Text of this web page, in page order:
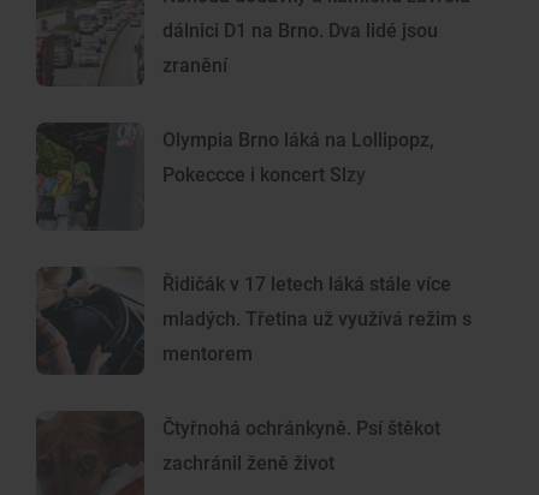
dálnici D1 na Brno. Dva lidé jsou
zranění
Olympia Brno láká na Lollipopz,
Pokeccce i koncert Slzy
Řidičák v 17 letech láká stále více
mladých. Třetina už využívá režim s
mentorem
Čtyřnohá ochránkyně. Psí štěkot
zachránil ženě život